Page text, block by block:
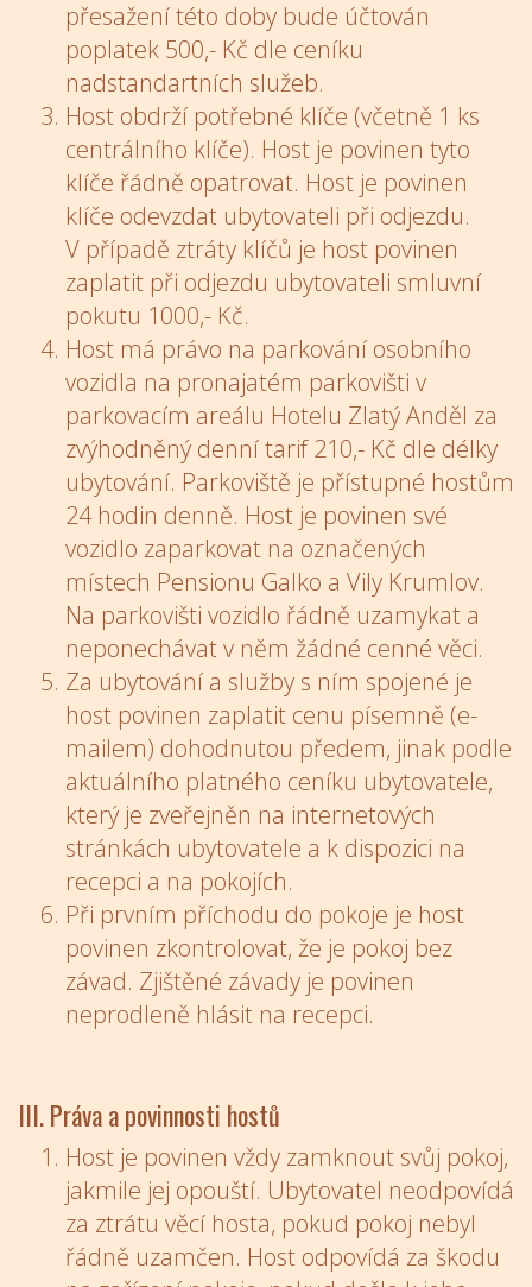
přesažení této doby bude účtován
poplatek 500,- Kč dle ceníku
nadstandartních služeb.
Host obdrží potřebné klíče (včetně 1 ks
centrálního klíče). Host je povinen tyto
klíče řádně opatrovat. Host je povinen
klíče odevzdat ubytovateli při odjezdu.
V případě ztráty klíčů je host povinen
zaplatit při odjezdu ubytovateli smluvní
pokutu 1000,- Kč.
Host má právo na parkování osobního
vozidla na pronajatém parkovišti v
parkovacím areálu Hotelu Zlatý Anděl za
zvýhodněný denní tarif 210,- Kč dle délky
ubytování. Parkoviště je přístupné hostům
24 hodin denně. Host je povinen své
vozidlo zaparkovat na označených
místech Pensionu Galko a Vily Krumlov.
Na parkovišti vozidlo řádně uzamykat a
neponechávat v něm žádné cenné věci.
Za ubytování a služby s ním spojené je
host povinen zaplatit cenu písemně (e-
mailem) dohodnutou předem, jinak podle
aktuálního platného ceníku ubytovatele,
který je zveřejněn na internetových
stránkách ubytovatele a k dispozici na
recepci a na pokojích.
Při prvním příchodu do pokoje je host
povinen zkontrolovat, že je pokoj bez
závad. Zjištěné závady je povinen
neprodleně hlásit na recepci.
III. Práva a povinnosti hostů
Host je povinen vždy zamknout svůj pokoj,
jakmile jej opouští. Ubytovatel neodpovídá
za ztrátu věcí hosta, pokud pokoj nebyl
řádně uzamčen. Host odpovídá za škodu